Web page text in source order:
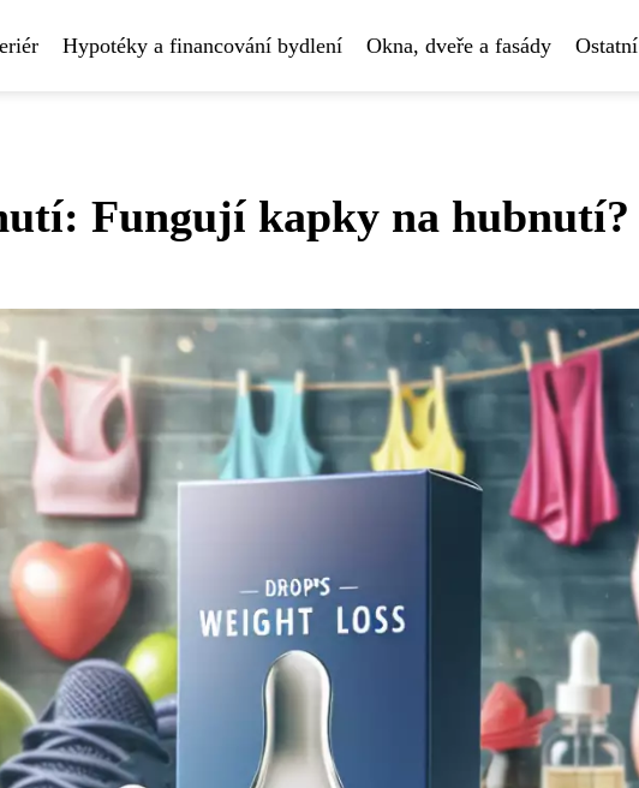
Hypotéky a financování bydlení Okna, dveře a fasády Ostatní
Fungují kapky na hubnutí?